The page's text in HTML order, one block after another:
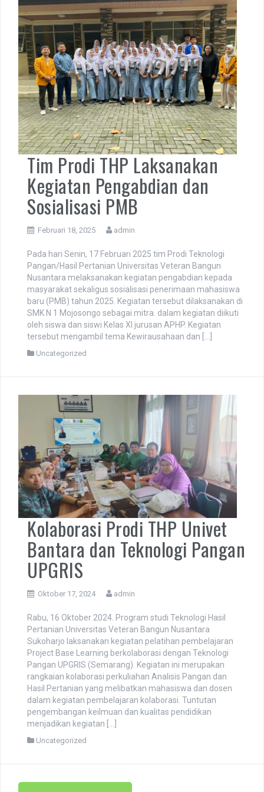
Uncategorized
Tim Prodi THP Laksanakan
Kegiatan Pengabdian dan
Sosialisasi PMB
Februari 18, 2025 admin
Pada hari Senin, 17 Februari 2025 tim Prodi Teknologi
Pangan/Hasil Pertanian Universitas Veteran Bangun
Nusantara melaksanakan kegiatan pengabdian kepada
masyarakat sekaligus sosialisasi penerimaan mahasiswa
tersebut mengambil tema Kewirausahaan dan […]
Uncategorized
Kolaborasi Prodi THP Univet
Bantara dan Teknologi Pangan
UPGRIS
Oktober 17, 2024 admin
Rabu, 16 Oktober 2024. Program studi Teknologi Hasil
Pertanian Universitas Veteran Bangun Nusantara
Sukoharjo laksanakan kegiatan pelatihan pembelajaran
Project Base Learning berkolaborasi dengan Teknologi
Pangan UPGRIS (Semarang). Kegiatan ini merupakan
rangkaian kolaborasi perkuliahan Analisis Pangan dan
menjadikan kegiatan […]